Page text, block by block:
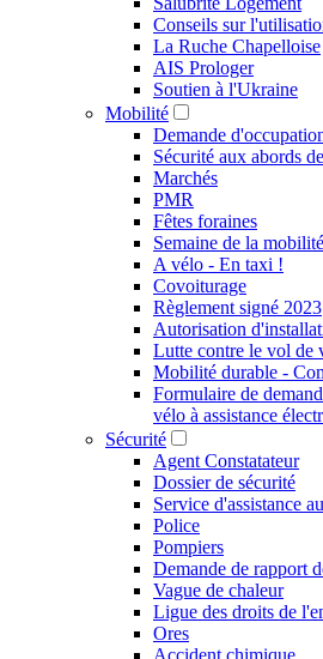
Conseils sur
La Ruche Chapelloise
AIS Prologer
Soutien à l'Ukraine
Mobilité
Demande
Sécurité aux abords
Marchés
PMR
Fêtes foraines
Semaine de la mobilité
A vélo - En taxi !
Covoiturage
Règlement signé 2023
Autorisation
Lutte contre le vol de
Mobilité durable -
Formulaire de
vélo à assistance
Sécurité
Agent Constatateur
Dossier de sécurité
Service d'assistance
Police
Pompiers
Demande de rapport
Vague de chaleur
Ligue des droits de
Ores
Accident chimique